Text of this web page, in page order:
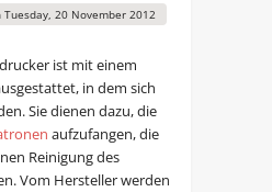
Tuesday, 20 November 2012
ist mit einem
in dem sich
Sie dienen dazu, die
aufzufangen, die
Reinigung des
Vom Hersteller werden